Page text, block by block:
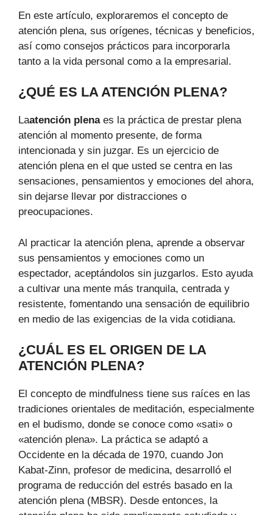
En este artículo, exploraremos el concepto de
atención plena, sus orígenes, técnicas y beneficios,
así como consejos prácticos para incorporarla
tanto a la vida personal como a la empresarial.
¿QUÉ ES LA ATENCIÓN PLENA?
Laatención plenaes la práctica de prestar plena
atención al momento presente, de forma
intencionada y sin juzgar. Es un ejercicio de
atención plena en el que usted se centra en las
sensaciones, pensamientos y emociones del ahora,
sin dejarse llevar por distracciones o
preocupaciones.
Al practicar la atención plena, aprende a observar
sus pensamientos y emociones como un
espectador, aceptándolos sin juzgarlos. Esto ayuda
a cultivar una mente más tranquila, centrada y
resistente, fomentando una sensación de equilibrio
en medio de las exigencias de la vida cotidiana.
¿CUÁL ES EL ORIGEN DE LA
ATENCIÓN PLENA?
El concepto de mindfulness tiene sus raíces en las
tradiciones orientales de meditación, especialmente
en el budismo, donde se conoce como «sati» o
«atención plena». La práctica se adaptó a
Occidente en la década de 1970, cuando Jon
Kabat-Zinn, profesor de medicina, desarrolló el
programa de reducción del estrés basado en la
atención plena (MBSR). Desde entonces, la